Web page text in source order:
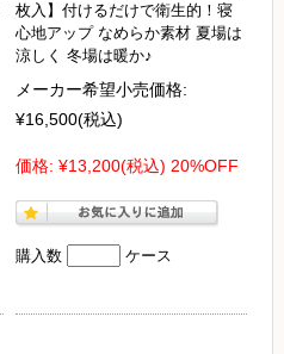
枚入】付けるだけで衛生的！寝
心地アップ なめらか素材 夏場は
涼しく 冬場は暖か♪
メーカー希望小売価格:
¥16,500(税込)
価格: ¥13,200(税込) 20%OFF
購入数 ケース